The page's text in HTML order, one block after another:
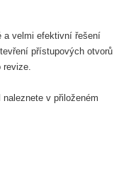
a velmi efektivní řešení
přístupových otvorů
v přiloženém